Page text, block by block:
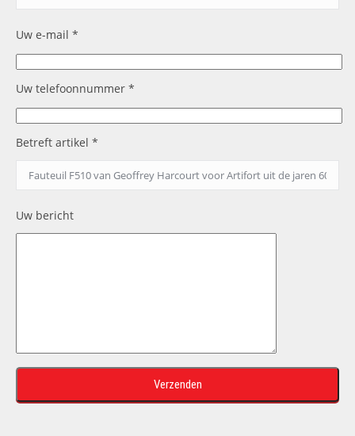
Uw e-mail *
Uw telefoonnummer *
Betreft artikel *
Uw bericht